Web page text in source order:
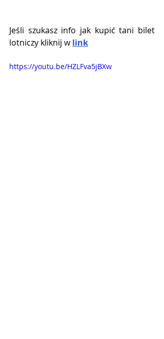
Jeśli szukasz info jak kupić tani bilet
lotniczy kliknij w link
https://youtu.be/HZLFva5jBXw